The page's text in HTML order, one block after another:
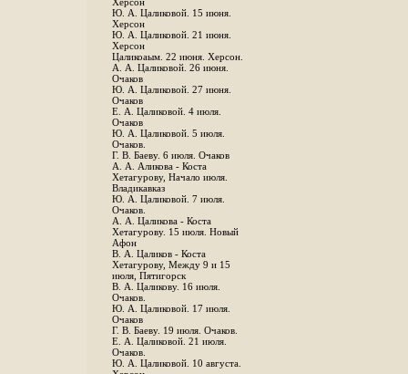
Херсон
Ю. А. Цаликовой. 15 июня.
Херсон
Ю. А. Цаликовой. 21 июня.
Херсон
Цаликоаым. 22 июня. Херсон.
А. А. Цаликовой. 26 июня.
Очаков
Ю. А. Цаликовой. 27 июня.
Очаков
Е. А. Цаликовой. 4 июля.
Очаков
Ю. А. Цаликовой. 5 июля.
Очаков.
Г. В. Баеву. 6 июля. Очаков
А. А. Аликова - Коста
Хетагурову, Начало июля.
Владикавказ
Ю. А. Цаликовой. 7 июля.
Очаков.
А. А. Цаликова - Коста
Хетагурову. 15 июля. Новый
Афон
В. А. Цаликов - Коста
Хетагурову, Между 9 и 15
июля, Пятигорск
В. А. Цаликову. 16 июля.
Очаков.
Ю. А. Цаликовой. 17 июля.
Очаков
Г. В. Баеву. 19 июля. Очаков.
Е. А. Цаликовой. 21 июля.
Очаков.
Ю. А. Цаликовой. 10 августа.